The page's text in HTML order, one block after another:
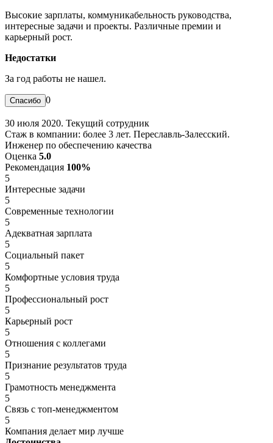
Высокие зарплаты, коммуникабельность руководства,
интересные задачи и проекты. Различные премии и
карьерный рост.
Недостатки
За год работы не нашел.
0
30 июля 2020. Текущий сотрудник
Стаж в компании: более 3 лет. Переславль-Залесский.
Инженер по обеспечению качества
Оценка 5.0
Рекомендация 100%
5
Интересные задачи
5
Современные технологии
5
Адекватная зарплата
5
Социальный пакет
5
Комфортные условия труда
5
Профессиональный рост
5
Карьерный рост
5
Отношения с коллегами
5
Признание результатов труда
5
Грамотность менеджмента
5
Связь с топ-менеджментом
5
Компания делает мир лучше